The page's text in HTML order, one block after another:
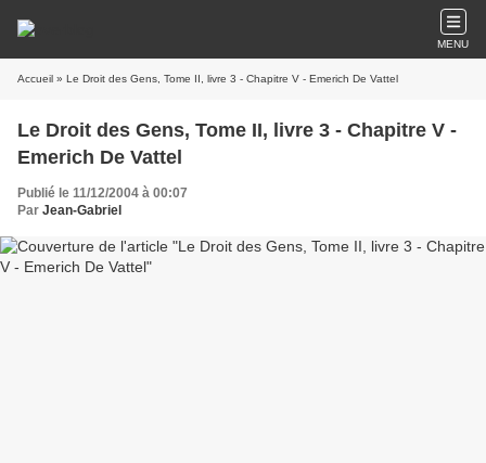
MENU
Accueil » Le Droit des Gens, Tome II, livre 3 - Chapitre V - Emerich De Vattel
Le Droit des Gens, Tome II, livre 3 - Chapitre V -
Emerich De Vattel
Publié le 11/12/2004 à 00:07
Par Jean-Gabriel